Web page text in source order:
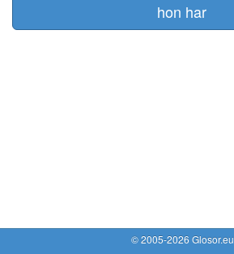
hon har
© 2005-2026 Glosor.eu